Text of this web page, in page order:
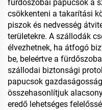
fürdőszobai papucsok a
csökkenteni a takarítási
piszok és nedvesség
területekre. A szállodák
élvezhetnek, ha átfogó
be, beleértve a
szállodai biztonsági
papucsok
összehasonlítjuk
eredő lehetséges